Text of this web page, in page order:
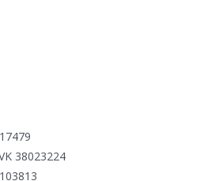
38023224